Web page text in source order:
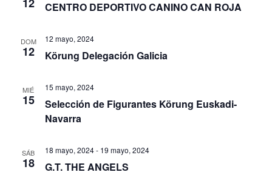
CENTRO DEPORTIVO CANINO CAN ROJA
DOM
12
12 mayo, 2024
Körung Delegación Galicia
MIÉ
15
15 mayo, 2024
Selección de Figurantes Körung Euskadi-
Navarra
SÁB
18
18 mayo, 2024- 19 mayo, 2024
G.T. THE ANGELS